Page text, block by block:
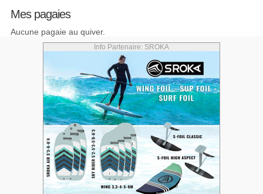
Mes pagaies
Aucune pagaie au quiver.
Info Partenaire: SROKA